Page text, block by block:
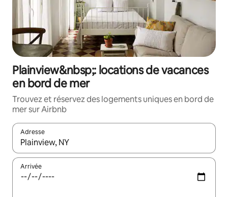
Plainview&nbsp;: locations de vacances
en bord de mer
Trouvez et réservez des logements uniques en bord de
mer sur Airbnb
Adresse
Lorsque les résultats s'affichent, utilisez les flèches vers le
Arrivée